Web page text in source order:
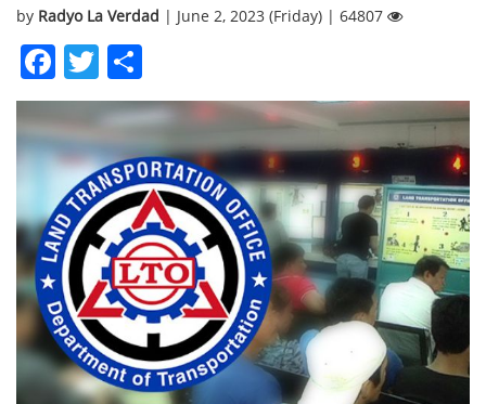
by Radyo La Verdad | June 2, 2023 (Friday) | 64807
Facebook
Twitter